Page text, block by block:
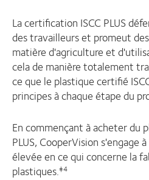
La certification ISCC PLUS
des travailleurs et promeut
matière d'agriculture et
cela de manière totalement
ce que le plastique certifié
principes à chaque étape du
En commençant à acheter du
PLUS, CooperVision s'engage
élevée en ce qui concerne la
plastiques.‡4